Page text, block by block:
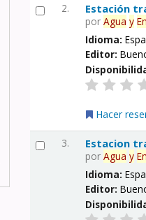
2. Estación
porAgua y
Idioma:
Editor:
Hacer
3. Estacion
porAgua y
Idioma:
Editor: